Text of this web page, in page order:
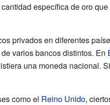
específica de oro
privados en diferentes
varios bancos distintos. En
una moneda nacional.
como el Reino Unido,